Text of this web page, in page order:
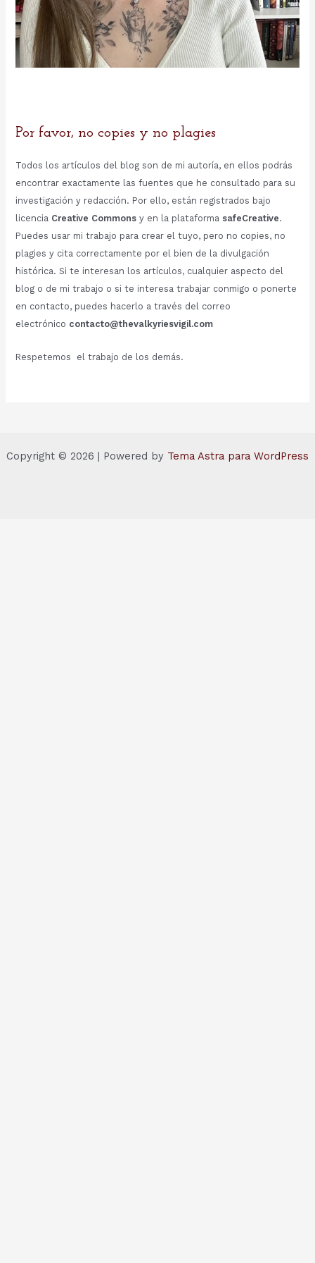
Por favor, no copies y no plagies
Todos los artículos del blog son de mi autoría, en ellos podrás
encontrar exactamente las fuentes que he consultado para su
investigación y redacción. Por ello, están registrados bajo
licencia Creative Commonsy en la plataforma safeCreative.
Puedes usar mi trabajo para crear el tuyo, pero no copies, no
plagies y cita correctamente por el bien de la divulgación
histórica. Si te interesan los artículos, cualquier aspecto del
blog o de mi trabajo o si te interesa trabajar conmigo o ponerte
en contacto, puedes hacerlo a través del correo
electrónico contacto@thevalkyriesvigil.com
Respetemos el trabajo de los demás.
Copyright © 2026 | Powered by Tema Astra para WordPress